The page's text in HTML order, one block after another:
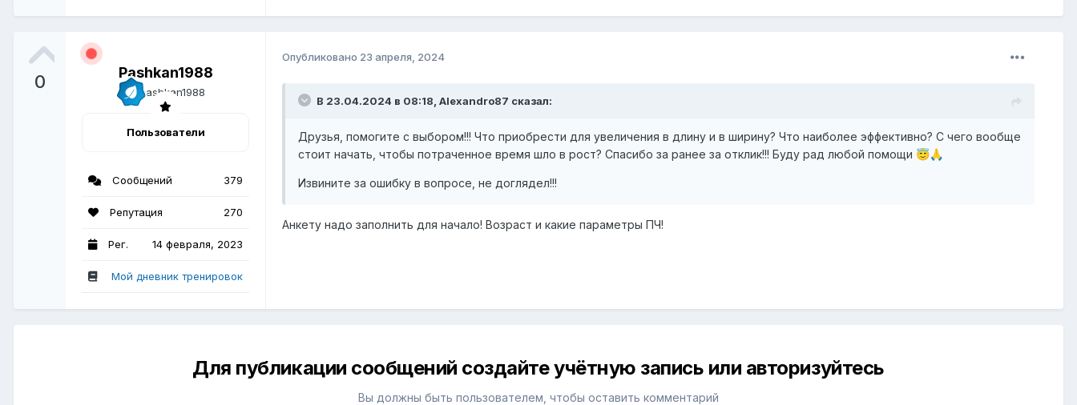
0 Pashkan1988
Пользователи
Сообщений 379
Репутация 270
Рег. 14 февраля, 2023
Мой дневник тренировок
Опубликовано 23 апреля, 2024
В 23.04.2024 в 08:18, Alexandro87 сказал:
Друзья, помогите с выбором!!! Что приобрести для увеличения в длину и в ширину? Что наиболее эффективно? С чего вообще
стоит начать, чтобы потраченное время шло в рост? Спасибо за ранее за отклик!!! Буду рад любой помощи 😇🙏
Извините за ошибку в вопросе, не доглядел!!!
Анкету надо заполнить для начало! Возраст и какие параметры ПЧ!
Для публикации сообщений создайте учётную запись или авторизуйтесь
Вы должны быть пользователем, чтобы оставить комментарий